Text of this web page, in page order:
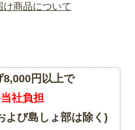
け商品について
8,000円以上で
社負担
よび島しょ部は除く)